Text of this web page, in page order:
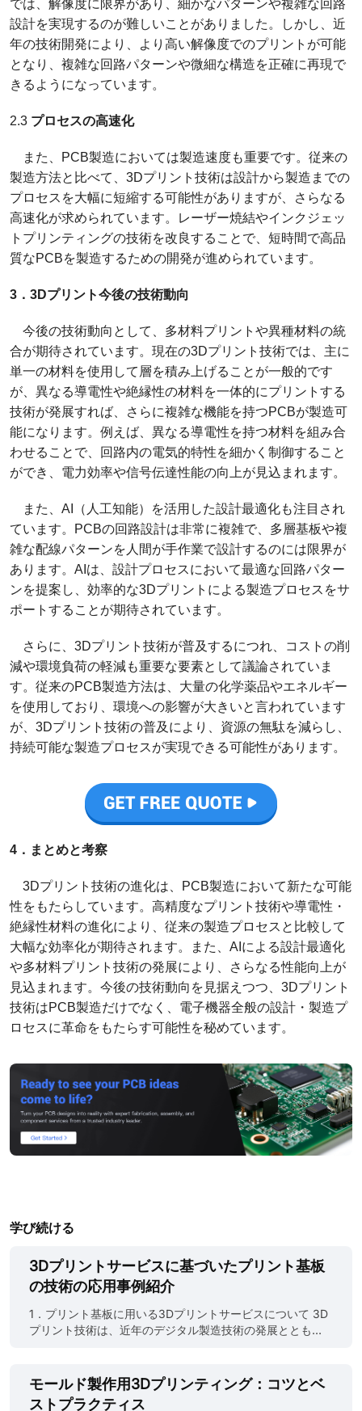
では、解像度に限界があり、細かなパターンや複雑な回路
設計を実現するのが難しいことがありました。しかし、近
年の技術開発により、より高い解像度でのプリントが可能
となり、複雑な回路パターンや微細な構造を正確に再現で
きるようになっています。
2.3 プロセスの高速化
また、PCB製造においては製造速度も重要です。従来の
製造方法と比べて、3Dプリント技術は設計から製造までの
プロセスを大幅に短縮する可能性がありますが、さらなる
高速化が求められています。レーザー焼結やインクジェッ
トプリンティングの技術を改良することで、短時間で高品
質なPCBを製造するための開発が進められています。
3．3Dプリント今後の技術動向
今後の技術動向として、多材料プリントや異種材料の統
合が期待されています。現在の3Dプリント技術では、主に
単一の材料を使用して層を積み上げることが一般的です
が、異なる導電性や絶縁性の材料を一体的にプリントする
技術が発展すれば、さらに複雑な機能を持つPCBが製造可
能になります。例えば、異なる導電性を持つ材料を組み合
わせることで、回路内の電気的特性を細かく制御すること
ができ、電力効率や信号伝達性能の向上が見込まれます。
また、AI（人工知能）を活用した設計最適化も注目され
ています。PCBの回路設計は非常に複雑で、多層基板や複
雑な配線パターンを人間が手作業で設計するのには限界が
あります。AIは、設計プロセスにおいて最適な回路パター
ンを提案し、効率的な3Dプリントによる製造プロセスをサ
ポートすることが期待されています。
さらに、3Dプリント技術が普及するにつれ、コストの削
減や環境負荷の軽減も重要な要素として議論されていま
す。従来のPCB製造方法は、大量の化学薬品やエネルギー
を使用しており、環境への影響が大きいと言われています
が、3Dプリント技術の普及により、資源の無駄を減らし、
持続可能な製造プロセスが実現できる可能性があります。
4．まとめと考察
3Dプリント技術の進化は、PCB製造において新たな可能
性をもたらしています。高精度なプリント技術や導電性・
絶縁性材料の進化により、従来の製造プロセスと比較して
大幅な効率化が期待されます。また、AIによる設計最適化
や多材料プリント技術の発展により、さらなる性能向上が
見込まれます。今後の技術動向を見据えつつ、3Dプリント
技術はPCB製造だけでなく、電子機器全般の設計・製造プ
ロセスに革命をもたらす可能性を秘めています。
学び続ける
3Dプリントサービスに基づいたプリント基板
の技術の応用事例紹介
1．プリント基板に用いる3Dプリントサービスについて 3D
プリント技術は、近年のデジタル製造技術の発展ととも
経て基板にパターンを形成し、部品を配置・接続する手間
がかかりましたが、3Dプリントサービスを利用すること
モールド製作用3Dプリンティング：コツとベ
ストプラクティス